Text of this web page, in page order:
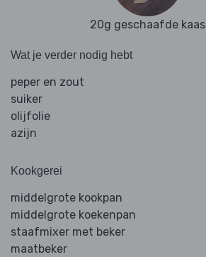
20g geschaafde kaas
Wat je verder nodig hebt
peper en zout
suiker
olijfolie
azijn
Kookgerei
middelgrote kookpan
middelgrote koekenpan
staafmixer met beker
maatbeker